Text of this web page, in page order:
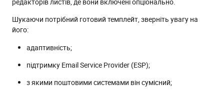
Шукаючи потрібний готовий темплейт, зверніть увагу на
його:
адаптивність;
підтримку Email Service Provider (ESP);
з якими поштовими системами він сумісний;